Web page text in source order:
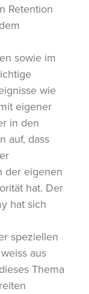
Retention
sowie im
wie
eigener
in den
auf, dass
der eigenen
hat. Der
hat sich
speziellen
aus
Thema